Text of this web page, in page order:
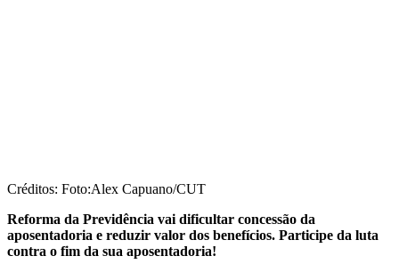
Créditos: Foto:Alex Capuano/CUT
Reforma da Previdência vai dificultar concessão da
aposentadoria e reduzir valor dos benefícios. Participe da luta
contra o fim da sua aposentadoria!